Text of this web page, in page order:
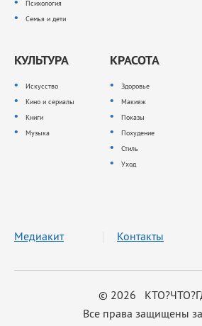
Психология
Семья и дети
КУЛЬТУРА
Искусство
Кино и сериалы
Книги
Музыка
КРАСОТА
Здоровье
Макияж
Показы
Похудение
Стиль
Уход
© 2026
Все права защищены
Медиакит Контакты